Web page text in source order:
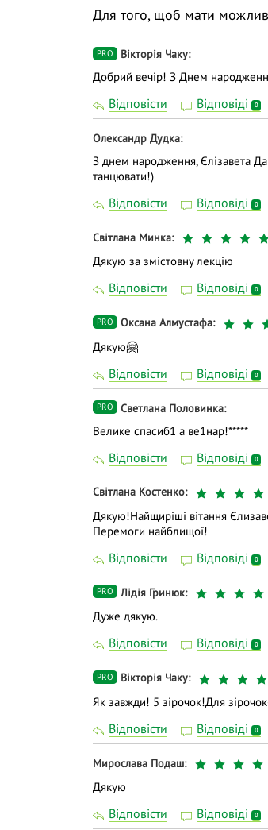
знайти вихід?».
❓ Поставте питання на
трансляції.
👍 Долучайтеся до діалогу,
навчання дієвішим. Ми
Для того, щоб мати
PRO Вiкторiя Чаку
Добрий вечір! З Днем
Відповісти Відповіді 0
Олександр Дудка
З днем народження, Єлізавета
танцювати!)
Відповісти Відповіді 0
Світлана Минка
Дякую за змістовну лекцію
Відповісти Відповіді 0
PRO Оксана Алмустафа
Дякую🤗
Відповісти Відповіді 0
PRO Светлана Половинка
Велике спасиб1 а ве1нар!*****
Відповісти Відповіді 0
Світлана Костенко
Дякую!Найщиріші вітання
Перемоги найблищої!
Відповісти Відповіді 0
PRO Лідія Гринюк
Дуже дякую.
Відповісти Відповіді 0
PRO Вiкторiя Чаку
Як завжди! 5 зірочок!Для
Відповісти Відповіді 0
Мирослава Подаш
Дякую
Відповісти Відповіді 0